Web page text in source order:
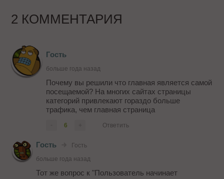
2 КОММЕНТАРИЯ
Гость
больше года назад
Почему вы решили что главная является самой
посещаемой? На многих сайтах страницы
категорий привлекают гораздо больше
трафика, чем главная страница
6 Ответить
Гость
Гость
больше года назад
Тот же вопрос к "Пользователь начинает